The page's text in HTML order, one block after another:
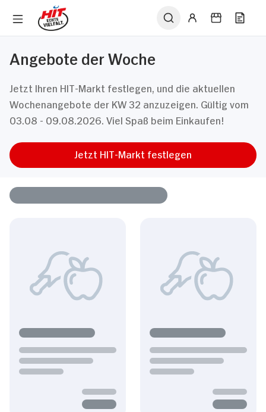
Angebote der Woche
Jetzt Ihren HIT-Markt festlegen, und die aktuellen
Wochenangebote der KW 32 anzuzeigen. Gültig vom
03.08 - 09.08.2026. Viel Spaß beim Einkaufen!
Jetzt HIT-Markt festlegen